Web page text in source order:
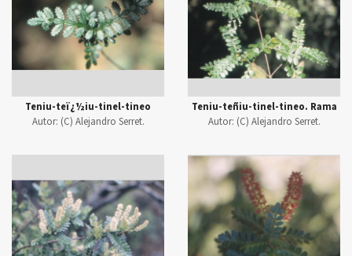
Teniu-teï¿½iu-tinel-tineo
Autor: (C) Alejandro Serret.
Teniu-teñiu-tinel-tineo. Rama
Autor: (C) Alejandro Serret.